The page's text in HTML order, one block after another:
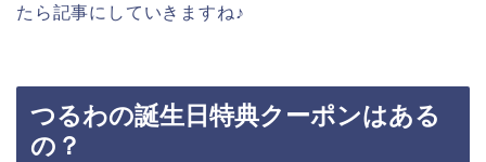
たら記事にしていきますね♪
つるわの誕生日特典クーポンはある
の？